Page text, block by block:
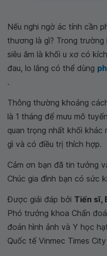
Nếu nghi ngờ ác tính cần
thương là gì? Trong
siêu âm là khối u xơ có
đau, lo lắng có thể dùng
.
Thông thường khoảng
là 1 tháng để mưu mô
quan trọng nhất khối khác
gì và có điều trị thích hợp.
Cảm ơn bạn đã tin tưởng
Chúc gia đình bạn có sức
Được giải đáp bởi Tiến sĩ,
Phó trưởng khoa Chẩn
đoán hình ảnh và Y học
Quốc tế Vinmec Times City